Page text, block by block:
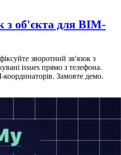
з об'єкта для BIM-
зворотний зв'язок з
issues прямо з телефона.
Замовте демо.